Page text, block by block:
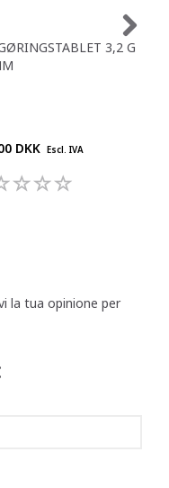
3,2 G
DKK Escl. IVA
la tua opinione per